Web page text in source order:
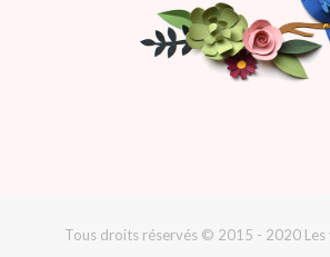
Tous droits réservés © 2015 - 2020 Les